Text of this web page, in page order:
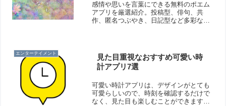
感情や思いを言葉にできる無料のポエム
アプリを厳選紹介。投稿型、俳句、共
作、匿名つぶやき、日記型など多彩なス
エンターテイメント
見た目重視なおすすめ可愛い時
計アプリ7選
可愛い時計アプリは、デザインがとても
可愛らしいので、時刻を確認するだけで
なく、見た目も楽しむことができます。